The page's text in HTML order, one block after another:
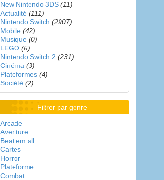
New Nintendo 3DS (11)
Actualité (111)
Nintendo Switch (2907)
Mobile (42)
Musique (0)
LEGO (5)
Nintendo Switch 2 (231)
Cinéma (3)
Plateformes (4)
Société (2)
Filtrer par genre
Arcade
Aventure
Beat'em all
Cartes
Horror
Plateforme
Combat